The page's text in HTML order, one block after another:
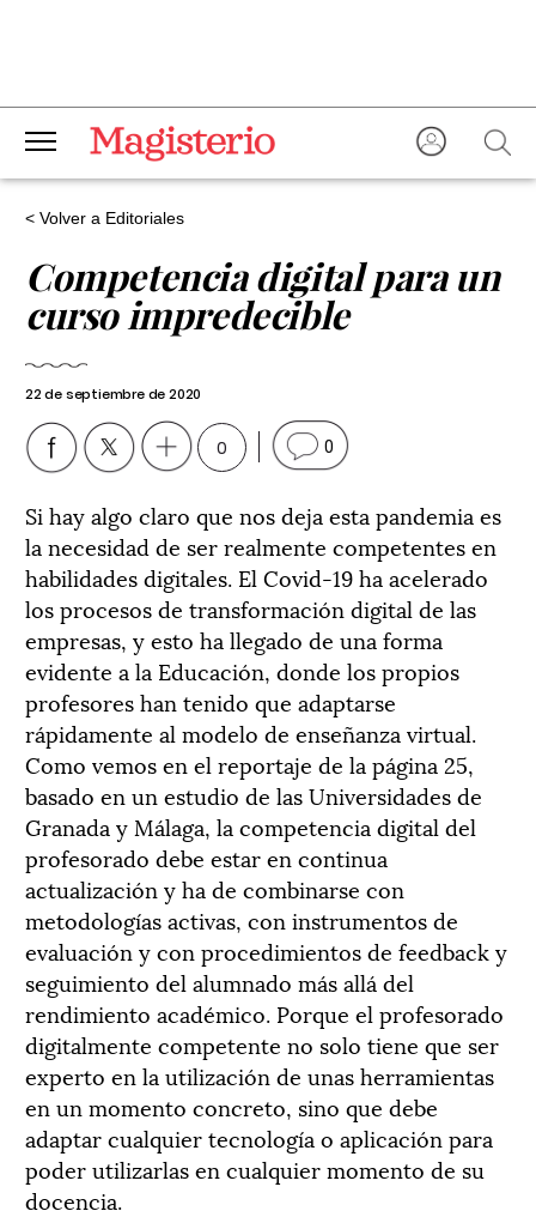
< Volver a Editoriales
Competencia digital para un
curso impredecible
22 de septiembre de 2020
0 0
Si hay algo claro que nos deja esta pandemia es
la necesidad de ser realmente competentes en
habilidades digitales. El Covid-19 ha acelerado
los procesos de transformación digital de las
empresas, y esto ha llegado de una forma
evidente a la Educación, donde los propios
profesores han tenido que adaptarse
rápidamente al modelo de enseñanza virtual.
Como vemos en el reportaje de la página 25,
basado en un estudio de las Universidades de
Granada y Málaga, la competencia digital del
profesorado debe estar en continua
actualización y ha de combinarse con
metodologías activas, con instrumentos de
evaluación y con procedimientos de feedback y
seguimiento del alumnado más allá del
rendimiento académico. Porque el profesorado
digitalmente competente no solo tiene que ser
experto en la utilización de unas herramientas
en un momento concreto, sino que debe
adaptar cualquier tecnología o aplicación para
poder utilizarlas en cualquier momento de su
docencia.